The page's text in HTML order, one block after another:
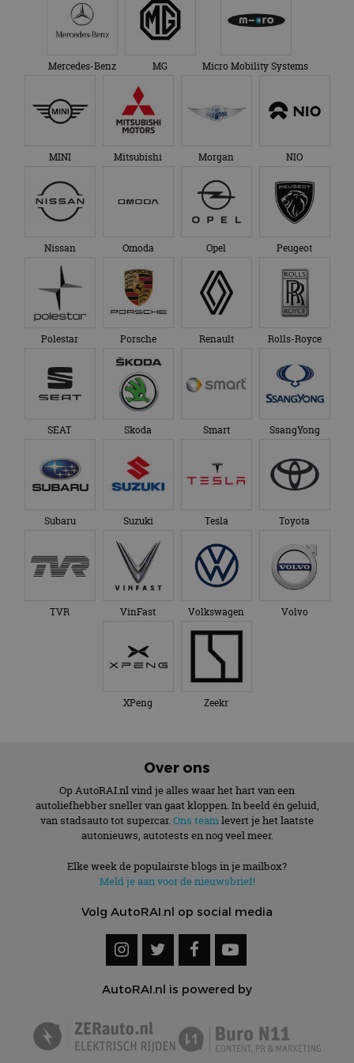
Mercedes-Benz MG Micro Mobility Systems
MINI Mitsubishi Morgan NIO
Nissan Omoda Opel Peugeot
Polestar Porsche Renault Rolls-Royce
SEAT Skoda Smart SsangYong
Subaru Suzuki Tesla Toyota
TVR VinFast Volkswagen Volvo
XPeng Zeekr
Over ons
Op AutoRAI.nl vind je alles waar het hart van een
autoliefhebber sneller van gaat kloppen. In beeld én geluid,
van stadsauto tot supercar. Ons teamlevert je het laatste
autonieuws, autotests en nog veel meer.
Elke week de populairste blogs in je mailbox?
Meld je aan voor de nieuwsbrief!
Volg AutoRAI.nl op social media
AutoRAI.nl is powered by